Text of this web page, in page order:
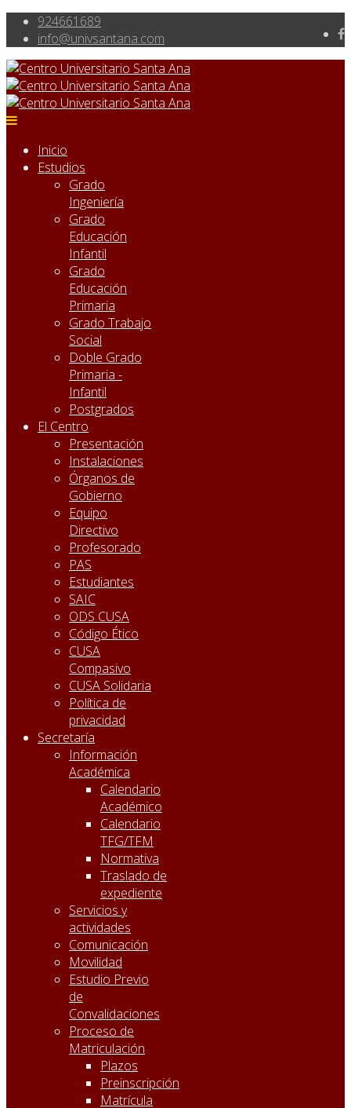
924661689
info@univsantana.com
Inicio
Estudios
Grado
Ingeniería
Grado
Educación
Infantil
Grado
Educación
Primaria
Grado Trabajo
Social
Doble Grado
Primaria -
Infantil
Postgrados
El Centro
Presentación
Instalaciones
Órganos de
Gobierno
Equipo
Directivo
Profesorado
PAS
Estudiantes
SAIC
ODS CUSA
Código Ético
CUSA
Compasivo
CUSA Solidaria
Política de
privacidad
Secretaría
Información
Académica
Calendario
Académico
Calendario
TFG/TFM
Normativa
Traslado de
expediente
Servicios y
actividades
Comunicación
Movilidad
Estudio Previo
de
Convalidaciones
Proceso de
Matriculación
Plazos
Preinscripción
Matrícula